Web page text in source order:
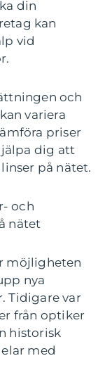
din
kan
vid
och
variera
priser
dig att
på nätet.
och
nätet
möjligheten
nya
Tidigare var
från optiker
historisk
med